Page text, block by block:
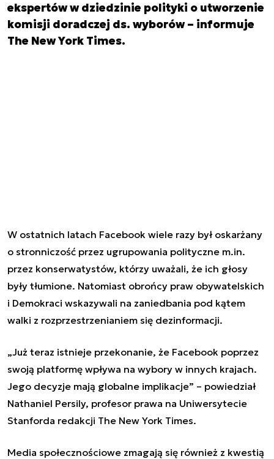
ekspertów w dziedzinie polityki o utworzenie
komisji doradczej ds. wyborów – informuje
The New York Times.
W ostatnich latach Facebook wiele razy był oskarżany
o stronniczość przez ugrupowania polityczne m.in.
przez konserwatystów, którzy uważali, że ich głosy
były tłumione. Natomiast obrońcy praw obywatelskich
i Demokraci wskazywali na zaniedbania pod kątem
walki z rozprzestrzenianiem się dezinformacji.
„Już teraz istnieje przekonanie, że Facebook poprzez
swoją platformę wpływa na wybory w innych krajach.
Jego decyzje mają globalne implikacje” – powiedział
Nathaniel Persily, profesor prawa na Uniwersytecie
Stanforda redakcji The New York Times.
Media społecznościowe zmagają się również z kwestią